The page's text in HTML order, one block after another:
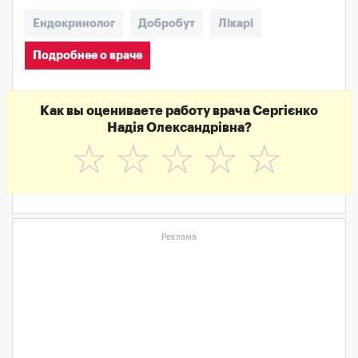
Ендокринолог Добробут Лікарі
Подробнее о враче
Как вы оцениваете работу врача Сергієнко
Надія Олександрівна?
☆
☆
☆
☆
☆
Реклама